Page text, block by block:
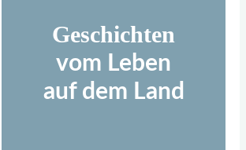
Geschichten
vom Leben
auf dem Land